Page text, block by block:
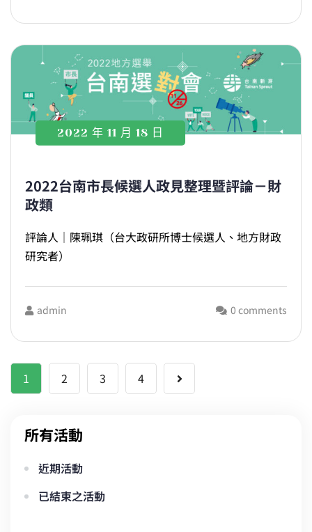
2022 年 11 月 18 日
2022台南市長候選人政見整理暨評論－財
政類
評論人｜陳珮琪（台大政研所博士候選人、地方財政
研究者）
admin 0 comments
文
章
1 2 3 4
所有活動
近期活動
已結束之活動